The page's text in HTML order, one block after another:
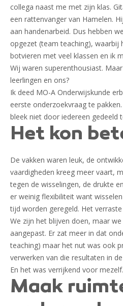
collega naast me met zijn klas.
een rattenvanger van Hamelen.
aan handenarbeid. Dus hebben
opgezet (team teaching), waarbij
botvieren met veel klassen en ik
Wij waren superenthousiast.
leerlingen en ons?
Ik deed MO-A Onderwijskunde
eerste onderzoekvraag te
bleek niet door iedereen gedeeld
Het kon
De vakken waren leuk, de
vaardigheden kreeg meer vaart,
tegen de wisselingen, de drukte
er weinig flexibiliteit want
tijd worden geregeld. Het
We zijn het blijven doen, maar
aangepast. Er zat meer in dat
teaching) maar het nut was ook
verwerken van die resultaten in
En het was verrijkend voor mezelf.
Maak